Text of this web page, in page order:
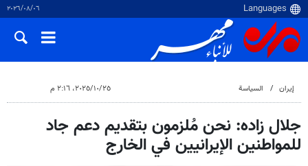
٠٦‏/٠٨‏/٢٠٢٦
إيران السياسة ٢٥‏/١٠‏/٢٠٢٥، ٢:١٦ م
جلال زاده: نحن مُلزمون بتقديم دعم جاد
للمواطنين الإيرانيين في الخارج